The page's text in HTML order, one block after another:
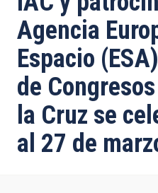
Agencia
Espacio
de
la Cruz se
al 27 de